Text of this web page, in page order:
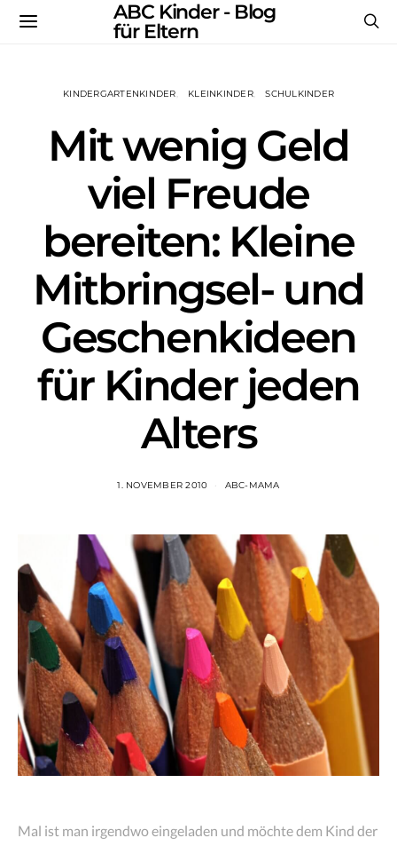
ABC Kinder - Blog
für Eltern
KINDERGARTENKINDER KLEINKINDER SCHULKINDER
Mit wenig Geld
viel Freude
bereiten: Kleine
Mitbringsel- und
Geschenkideen
für Kinder jeden
Alters
1. NOVEMBER 2010 ABC-MAMA
Mal ist man irgendwo eingeladen und möchte dem Kind der